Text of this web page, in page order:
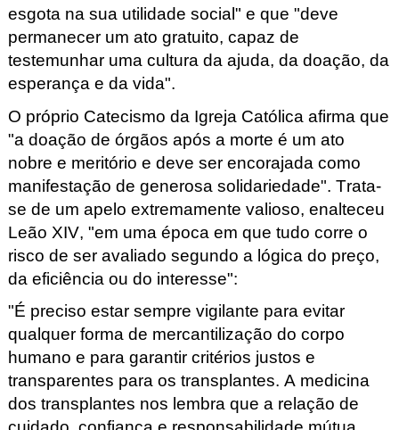
esgota na sua utilidade social" e que "deve
permanecer um ato gratuito, capaz de
testemunhar uma cultura da ajuda, da doação, da
esperança e da vida".
O próprio Catecismo da Igreja Católica afirma que
"a doação de órgãos após a morte é um ato
nobre e meritório e deve ser encorajada como
manifestação de generosa solidariedade". Trata-
se de um apelo extremamente valioso, enalteceu
Leão XIV, "em uma época em que tudo corre o
risco de ser avaliado segundo a lógica do preço,
da eficiência ou do interesse":
"É preciso estar sempre vigilante para evitar
qualquer forma de mercantilização do corpo
humano e para garantir critérios justos e
transparentes para os transplantes. A medicina
dos transplantes nos lembra que a relação de